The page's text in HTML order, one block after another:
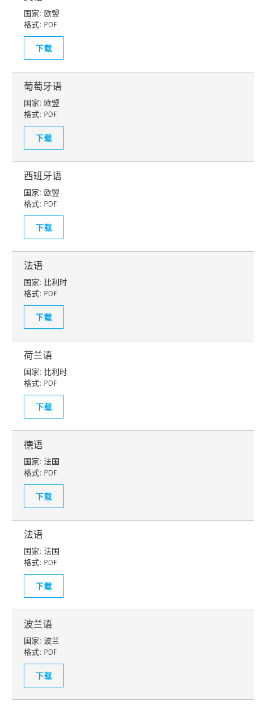
国家: 欧盟
格式: PDF
下载
葡萄牙语
国家: 欧盟
格式: PDF
下载
西班牙语
国家: 欧盟
格式: PDF
下载
法语
国家: 比利时
格式: PDF
下载
荷兰语
国家: 比利时
格式: PDF
下载
德语
国家: 法国
格式: PDF
下载
法语
国家: 法国
格式: PDF
下载
波兰语
国家: 波兰
格式: PDF
下载